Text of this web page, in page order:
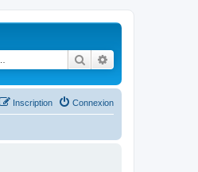
Rechercher
Connexion
Inscription